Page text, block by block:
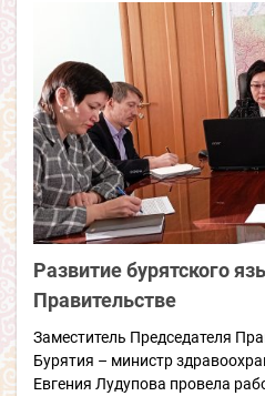
Развитие бурятского
Правительстве
Заместитель Председателя
Бурятия – министр
Евгения Лудупова провела